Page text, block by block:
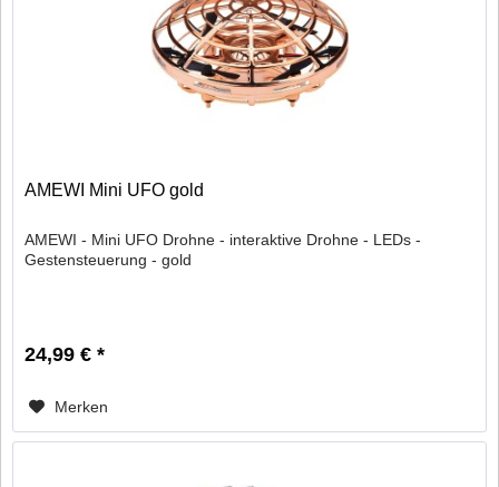
AMEWI Mini UFO gold
AMEWI - Mini UFO Drohne - interaktive Drohne - LEDs -
Gestensteuerung - gold
24,99 € *
Merken